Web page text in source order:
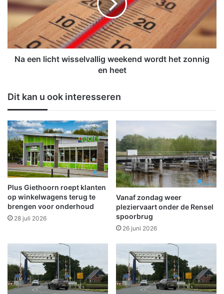
e
r
e
i
i
j
s
t
e
r
s
t
r
a
a
t
S
h
e
e
n
l
h
s
e
l
v
a
l
l
i
g
w
e
e
d
w
o
r
Na een licht wisselvallig weekend wordt het zonnig
en heet
Dit kan u ook interesseren
Plus Giethoorn roept klanten
op winkelwagens terug te
brengen voor onderhoud
28 juli 2026
Vanaf zondag weer
pleziervaart onder de Rensel
spoorbrug
26 juni 2026